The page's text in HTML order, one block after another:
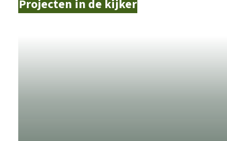
Projecten in de kijker